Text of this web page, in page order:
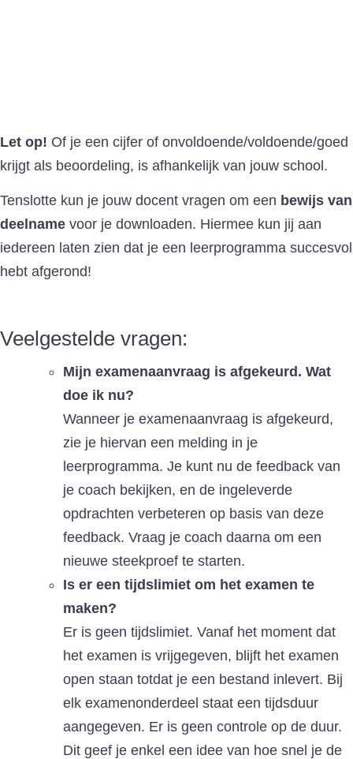
Let op! Of je een cijfer of onvoldoende/voldoende/goed
krijgt als beoordeling, is afhankelijk van jouw school.
Tenslotte kun je jouw docent vragen om een bewijs van
deelname voor je downloaden. Hiermee kun jij aan
iedereen laten zien dat je een leerprogramma succesvol
hebt afgerond!
Veelgestelde vragen:
Mijn examenaanvraag is afgekeurd. Wat
doe ik nu?
Wanneer je examenaanvraag is afgekeurd,
zie je hiervan een melding in je
leerprogramma. Je kunt nu de feedback van
je coach bekijken, en de ingeleverde
opdrachten verbeteren op basis van deze
feedback. Vraag je coach daarna om een
nieuwe steekproef te starten.
Is er een tijdslimiet om het examen te
maken?
Er is geen tijdslimiet. Vanaf het moment dat
het examen is vrijgegeven, blijft het examen
open staan totdat je een bestand inlevert. Bij
elk examenonderdeel staat een tijdsduur
aangegeven. Er is geen controle op de duur.
Dit geef je enkel een idee van hoe snel je de